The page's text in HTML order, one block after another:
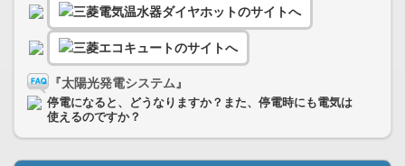
『太陽光発電システム』
停電になると、どうなりますか？また、停電時にも電気は
使えるのですか？